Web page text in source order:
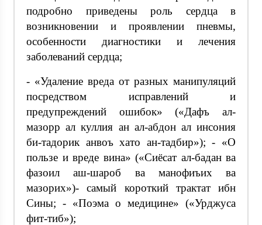
подробно приведены роль сердца в
возникновении и проявлении пневмы,
особенности диагностики и лечения
заболеваний сердца;
- «Удаление вреда от разных манипуляций
посредством исправлений и
предупреждений ошибок» («Дафъ ал-
мазорр ал куллия ан ал-абдон ал инсония
би-тадорик анвоъ хато ан-тадбир»); - «О
пользе и вреде вина» («Сиёсат ал-бадан ва
фазоил аш-шароб ва манофиъих ва
мазорих»)- самый короткий трактат ибн
Сины; - «Поэма о медицине» («Урджуса
фит-тиб»);